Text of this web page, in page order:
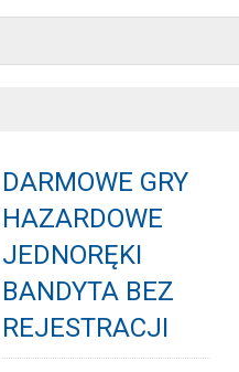
DARMOWE GRY
HAZARDOWE
JEDNORĘKI
BANDYTA BEZ
REJESTRACJI